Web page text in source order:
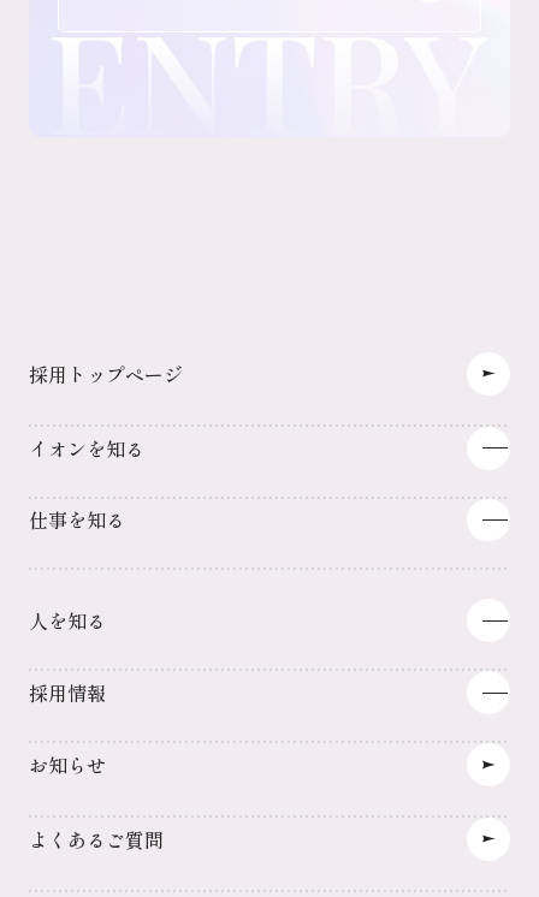
採用トップページ
イオンを知る
3分でわかるイオン
サステナビリティ
グループ事業一覧
GMS（総合スーパー）事業
SM・DS事業
ヘルス&ウエルネス事業
ディベロッパー事業
サービス・専門店事業
機能会社・その他
仕事を知る
人を知る
社員インタビュー
採用情報
新卒採用情報
お知らせ
よくあるご質問